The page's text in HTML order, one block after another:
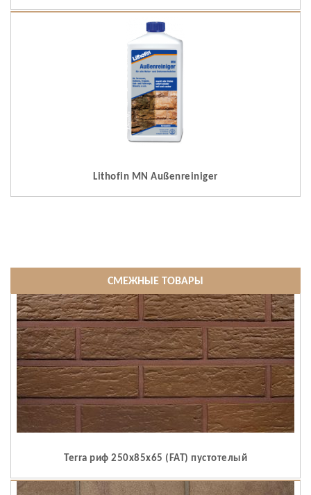
Lithofin MN Außenreiniger
СМЕЖНЫЕ ТОВАРЫ
Terra риф 250x85x65 (FAT) пустотелый